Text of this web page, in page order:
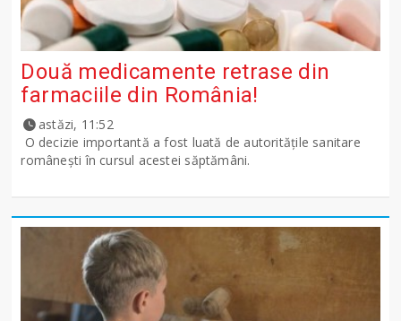
Două medicamente retrase din
farmaciile din România!
astăzi, 11:52
O decizie importantă a fost luată de autoritățile sanitare
românești în cursul acestei săptămâni.